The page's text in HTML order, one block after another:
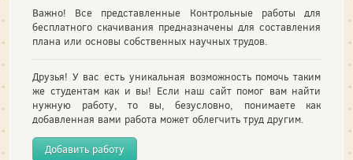
Важно! Все представленные Контрольные работы для
бесплатного скачивания предназначены для составления
плана или основы собственных научных трудов.
Друзья! У вас есть уникальная возможность помочь таким
же студентам как и вы! Если наш сайт помог вам найти
нужную работу, то вы, безусловно, понимаете как
добавленная вами работа может облегчить труд другим.
Добавить работу